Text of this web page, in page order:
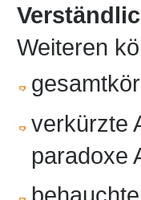
Weiteren
verkürzte
paradoxe